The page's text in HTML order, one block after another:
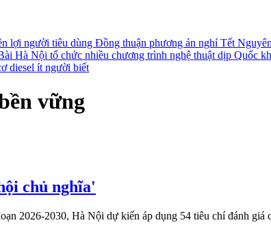
lợi người tiêu dùng Đồng thuận phương án nghỉ Tết
Hà Nội tổ chức nhiều chương trình nghệ thuật dịp Quốc
diesel ít người biết
vững
chủ nghĩa'
2026-2030, Hà Nội dự kiến áp dụng 54 tiêu chí đánh giá